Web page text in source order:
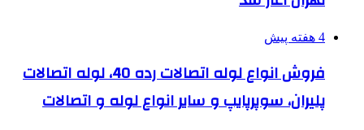
4 هفته پیش
فروش انواع لوله اتصالات رده 40، لوله اتصالات
پلیران، سوپرپایپ و سایر انواع لوله و اتصالات